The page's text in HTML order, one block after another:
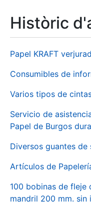
Històric
Papel KRAFT
Consumibles de
Varios tipos de
Servicio de
Papel de Burgos
Diversos guantes de
Artículos de
100 bobinas de
mandril 200 mm. sin